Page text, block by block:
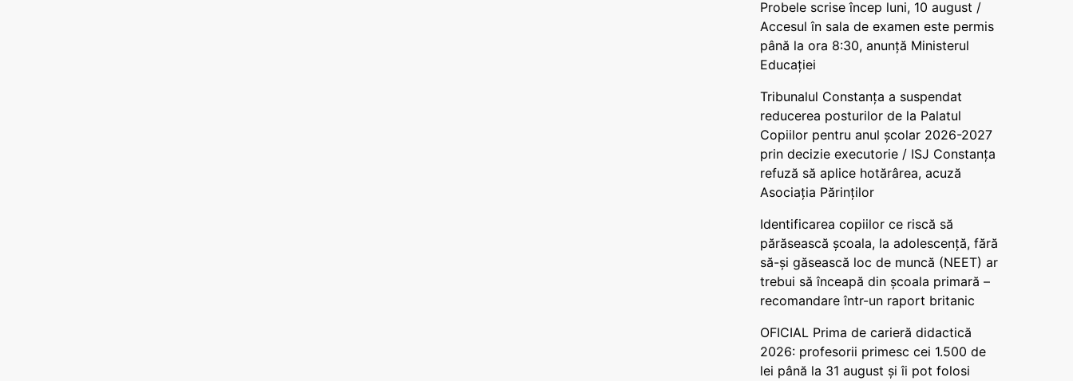
Probele scrise încep luni, 10 august /
Accesul în sala de examen este permis
până la ora 8:30, anunță Ministerul
Educației
Tribunalul Constanța a suspendat
reducerea posturilor de la Palatul
Copiilor pentru anul școlar 2026-2027
prin decizie executorie / ISJ Constanța
refuză să aplice hotărârea, acuză
Asociația Părinților
Identificarea copiilor ce riscă să
părăsească școala, la adolescență, fără
să-și găsească loc de muncă (NEET) ar
trebui să înceapă din școala primară –
recomandare într-un raport britanic
OFICIAL Prima de carieră didactică
2026: profesorii primesc cei 1.500 de
lei până la 31 august și îi pot folosi